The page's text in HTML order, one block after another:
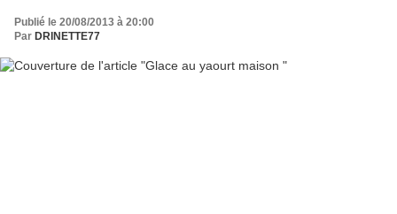
Publié le 20/08/2013 à 20:00
Par DRINETTE77